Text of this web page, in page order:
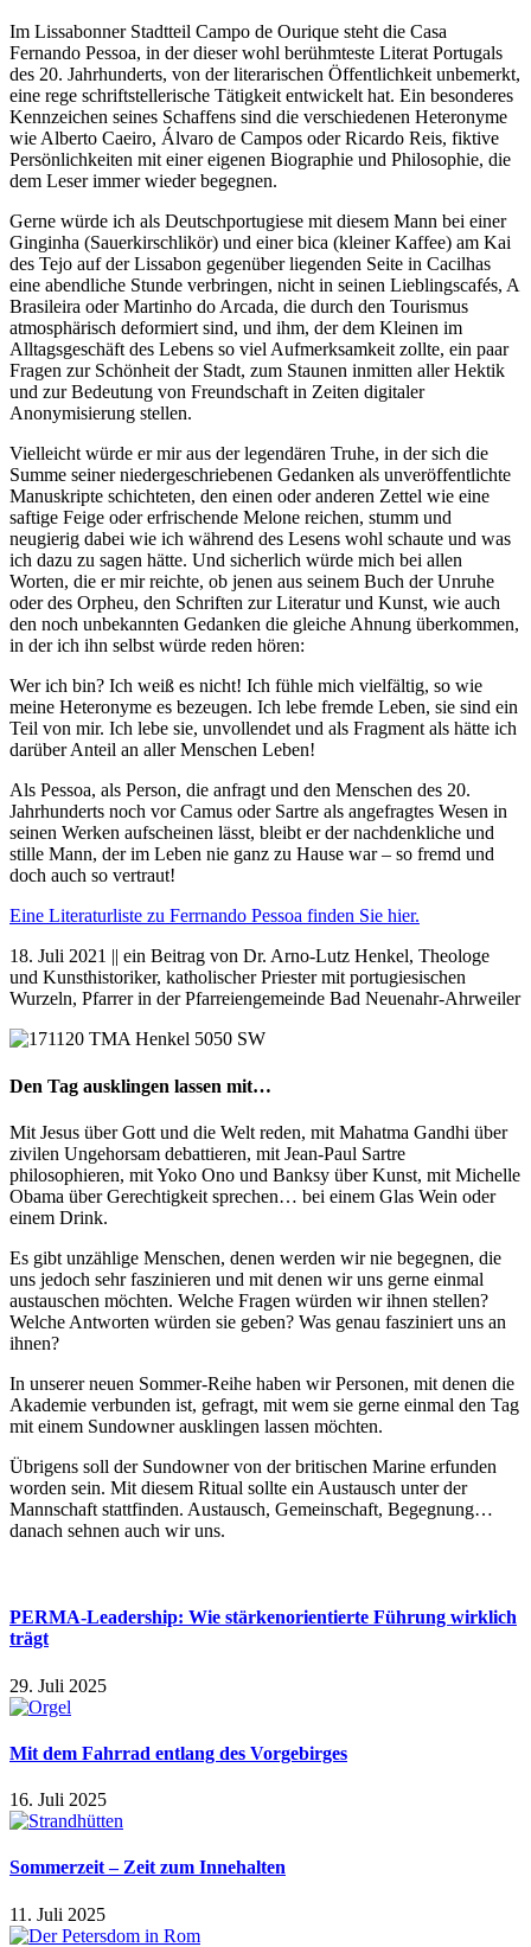
Im Lissabonner Stadtteil Campo de Ourique steht die Casa
Fernando Pessoa, in der dieser wohl berühmteste Literat Portugals
des 20. Jahrhunderts, von der literarischen Öffentlichkeit unbemerkt,
eine rege schriftstellerische Tätigkeit entwickelt hat. Ein besonderes
Kennzeichen seines Schaffens sind die verschiedenen Heteronyme
wie Alberto Caeiro, Álvaro de Campos oder Ricardo Reis, fiktive
Persönlichkeiten mit einer eigenen Biographie und Philosophie, die
dem Leser immer wieder begegnen.
Gerne würde ich als Deutschportugiese mit diesem Mann bei einer
Ginginha (Sauerkirschlikör) und einer bica (kleiner Kaffee) am Kai
des Tejo auf der Lissabon gegenüber liegenden Seite in Cacilhas
eine abendliche Stunde verbringen, nicht in seinen Lieblingscafés, A
Brasileira oder Martinho do Arcada, die durch den Tourismus
atmosphärisch deformiert sind, und ihm, der dem Kleinen im
Alltagsgeschäft des Lebens so viel Aufmerksamkeit zollte, ein paar
Fragen zur Schönheit der Stadt, zum Staunen inmitten aller Hektik
und zur Bedeutung von Freundschaft in Zeiten digitaler
Anonymisierung stellen.
Vielleicht würde er mir aus der legendären Truhe, in der sich die
Summe seiner niedergeschriebenen Gedanken als unveröffentlichte
Manuskripte schichteten, den einen oder anderen Zettel wie eine
saftige Feige oder erfrischende Melone reichen, stumm und
neugierig dabei wie ich während des Lesens wohl schaute und was
ich dazu zu sagen hätte. Und sicherlich würde mich bei allen
Worten, die er mir reichte, ob jenen aus seinem Buch der Unruhe
oder des Orpheu, den Schriften zur Literatur und Kunst, wie auch
den noch unbekannten Gedanken die gleiche Ahnung überkommen,
in der ich ihn selbst würde reden hören:
Wer ich bin? Ich weiß es nicht! Ich fühle mich vielfältig, so wie
meine Heteronyme es bezeugen. Ich lebe fremde Leben, sie sind ein
Teil von mir. Ich lebe sie, unvollendet und als Fragment als hätte ich
darüber Anteil an aller Menschen Leben!
Als Pessoa, als Person, die anfragt und den Menschen des 20.
Jahrhunderts noch vor Camus oder Sartre als angefragtes Wesen in
seinen Werken aufscheinen lässt, bleibt er der nachdenkliche und
stille Mann, der im Leben nie ganz zu Hause war – so fremd und
doch auch so vertraut!
Eine Literaturliste zu Ferrnando Pessoa finden Sie hier.
18. Juli 2021 || ein Beitrag von Dr. Arno-Lutz Henkel, Theologe
und Kunsthistoriker, katholischer Priester mit portugiesischen
Wurzeln, Pfarrer in der Pfarreiengemeinde Bad Neuenahr-Ahrweiler
Den Tag ausklingen lassen mit…
Mit Jesus über Gott und die Welt reden, mit Mahatma Gandhi über
zivilen Ungehorsam debattieren, mit Jean-Paul Sartre
philosophieren, mit Yoko Ono und Banksy über Kunst, mit Michelle
Obama über Gerechtigkeit sprechen… bei einem Glas Wein oder
einem Drink.
Es gibt unzählige Menschen, denen werden wir nie begegnen, die
uns jedoch sehr faszinieren und mit denen wir uns gerne einmal
austauschen möchten. Welche Fragen würden wir ihnen stellen?
Welche Antworten würden sie geben? Was genau fasziniert uns an
ihnen?
In unserer neuen Sommer-Reihe haben wir Personen, mit denen die
Akademie verbunden ist, gefragt, mit wem sie gerne einmal den Tag
mit einem Sundowner ausklingen lassen möchten.
Übrigens soll der Sundowner von der britischen Marine erfunden
worden sein. Mit diesem Ritual sollte ein Austausch unter der
Mannschaft stattfinden. Austausch, Gemeinschaft, Begegnung…
danach sehnen auch wir uns.
PERMA-Leadership: Wie stärkenorientierte Führung wirklich
trägt
29. Juli 2025
Mit dem Fahrrad entlang des Vorgebirges
16. Juli 2025
Sommerzeit – Zeit zum Innehalten
11. Juli 2025